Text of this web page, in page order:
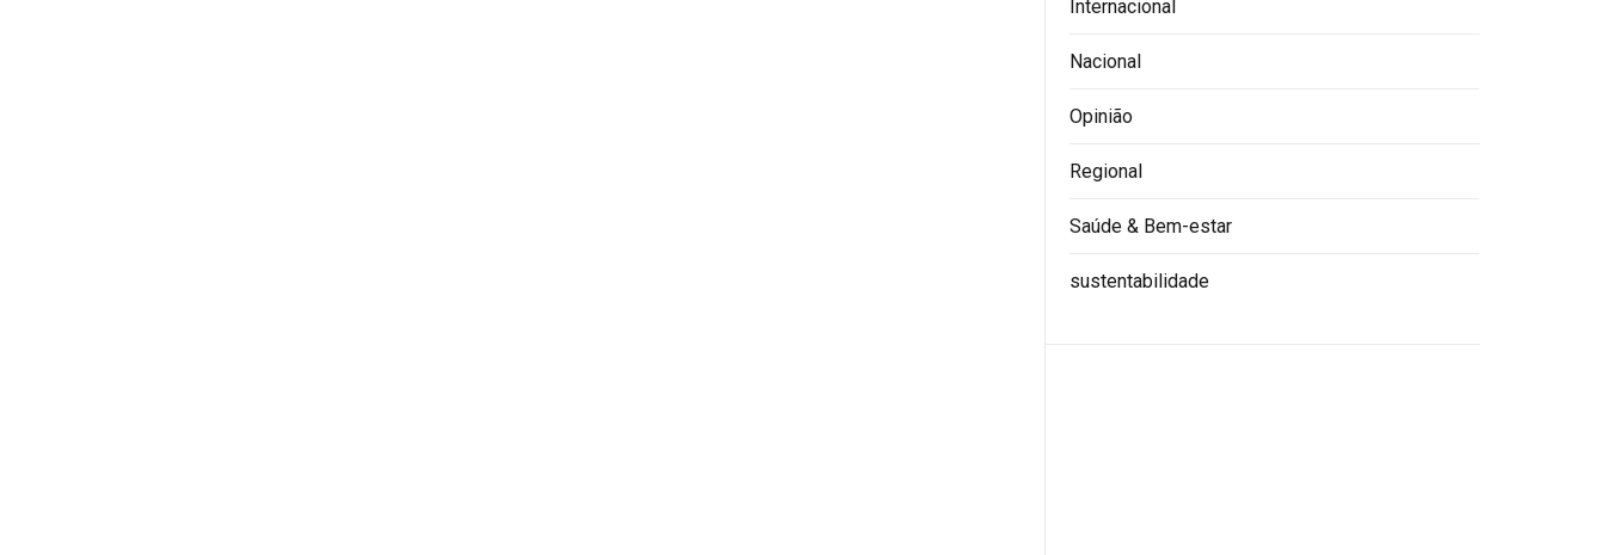
Internacional
Nacional
Opinião
Regional
Saúde & Bem-estar
sustentabilidade